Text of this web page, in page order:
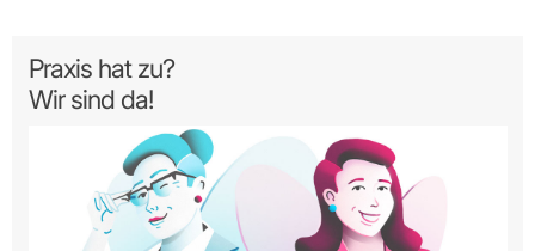
Praxis hat zu?
Wir sind da!